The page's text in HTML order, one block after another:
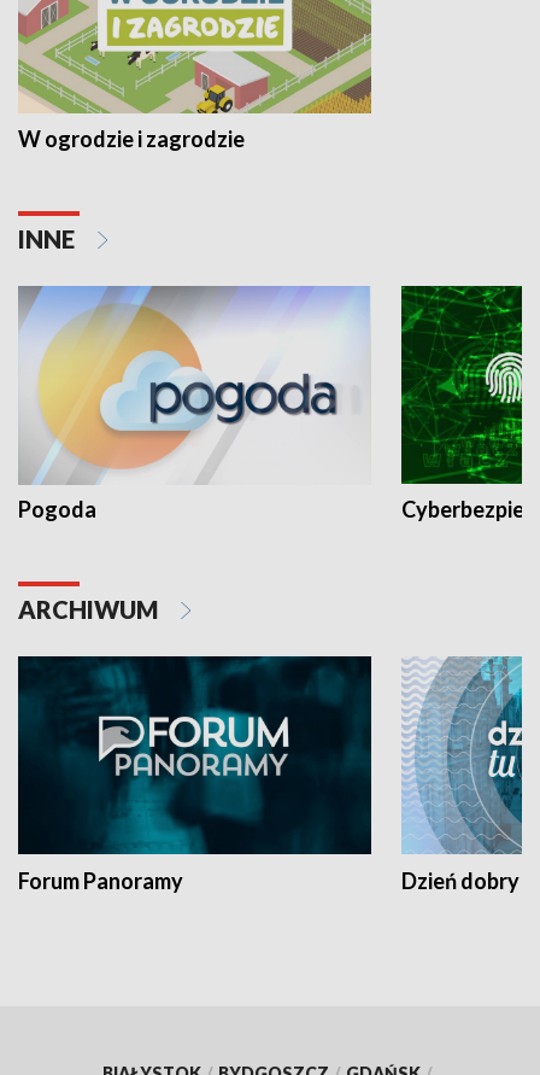
W ogrodzie i zagrodzie
INNE
Pogoda
ARCHIWUM
Forum Panoramy Dzień dobry